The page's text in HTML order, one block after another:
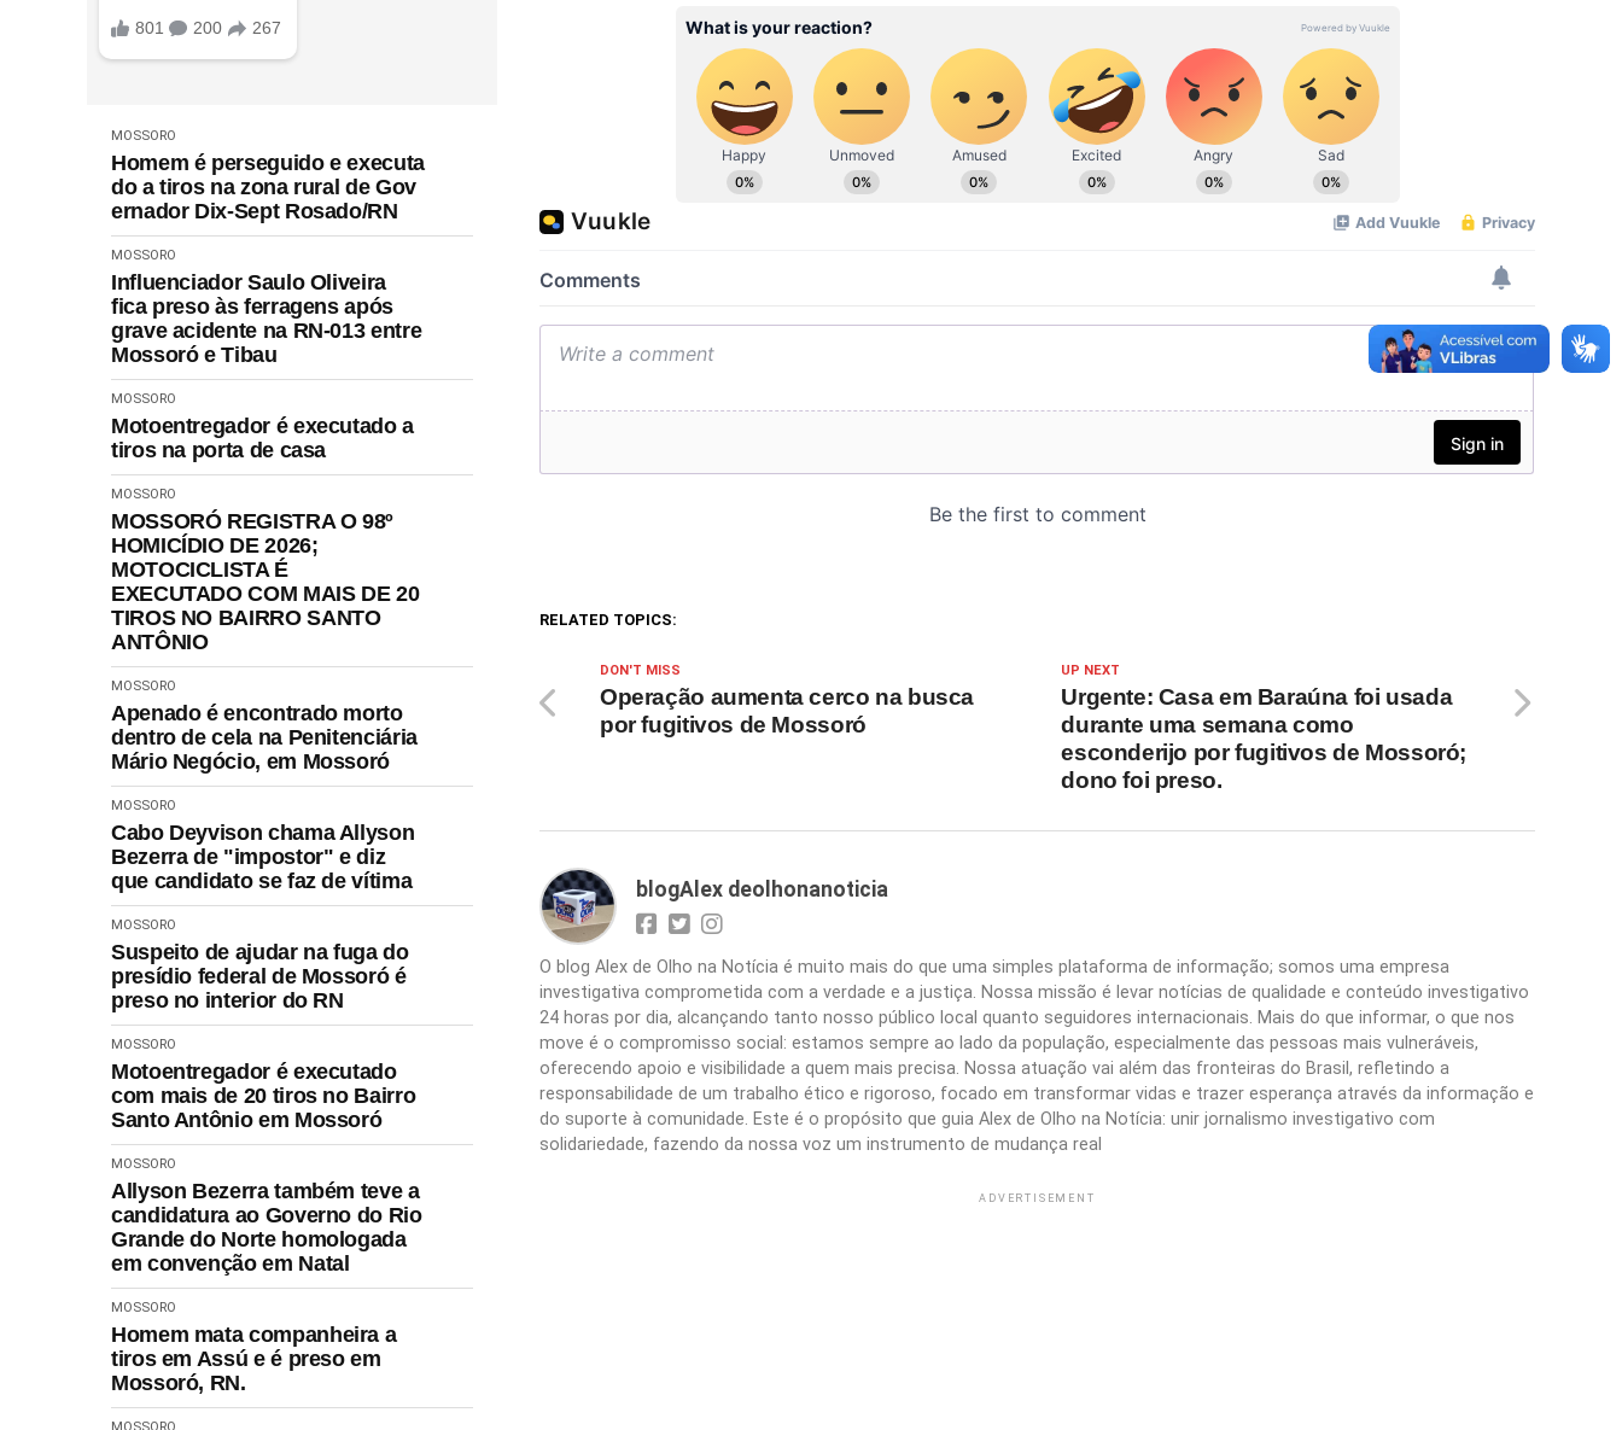
MOSSORO
Homem é perseguido e executa
do a tiros na zona rural de Gov
ernador Dix-Sept Rosado/RN
MOSSORO
Influenciador Saulo Oliveira
fica preso às ferragens após
grave acidente na RN-013 entre
Mossoró e Tibau
MOSSORO
Motoentregador é executado a
tiros na porta de casa
MOSSORO
MOSSORÓ REGISTRA O 98º
HOMICÍDIO DE 2026;
MOTOCICLISTA É
EXECUTADO COM MAIS DE 20
TIROS NO BAIRRO SANTO
ANTÔNIO
MOSSORO
Apenado é encontrado morto
dentro de cela na Penitenciária
Mário Negócio, em Mossoró
MOSSORO
Cabo Deyvison chama Allyson
Bezerra de "impostor" e diz
que candidato se faz de vítima
MOSSORO
Suspeito de ajudar na fuga do
presídio federal de Mossoró é
preso no interior do RN
MOSSORO
Motoentregador é executado
com mais de 20 tiros no Bairro
Santo Antônio em Mossoró
MOSSORO
Allyson Bezerra também teve a
candidatura ao Governo do Rio
Grande do Norte homologada
em convenção em Natal
MOSSORO
Homem mata companheira a
tiros em Assú e é preso em
Mossoró, RN.
RELATED TOPICS:
UP NEXT
Urgente: Casa em Baraúna foi usada
durante uma semana como
esconderijo por fugitivos de Mossoró;
dono foi preso.
DON'T MISS
Operação aumenta cerco na busca
por fugitivos de Mossoró
blogAlex deolhonanoticia
O blog Alex de Olho na Notícia é muito mais do que uma simples plataforma de informação; somos uma empresa
investigativa comprometida com a verdade e a justiça. Nossa missão é levar notícias de qualidade e conteúdo investigativo
24 horas por dia, alcançando tanto nosso público local quanto seguidores internacionais. Mais do que informar, o que nos
move é o compromisso social: estamos sempre ao lado da população, especialmente das pessoas mais vulneráveis,
oferecendo apoio e visibilidade a quem mais precisa. Nossa atuação vai além das fronteiras do Brasil, refletindo a
responsabilidade de um trabalho ético e rigoroso, focado em transformar vidas e trazer esperança através da informação e
do suporte à comunidade. Este é o propósito que guia Alex de Olho na Notícia: unir jornalismo investigativo com
solidariedade, fazendo da nossa voz um instrumento de mudança real
ADVERTISEMENT